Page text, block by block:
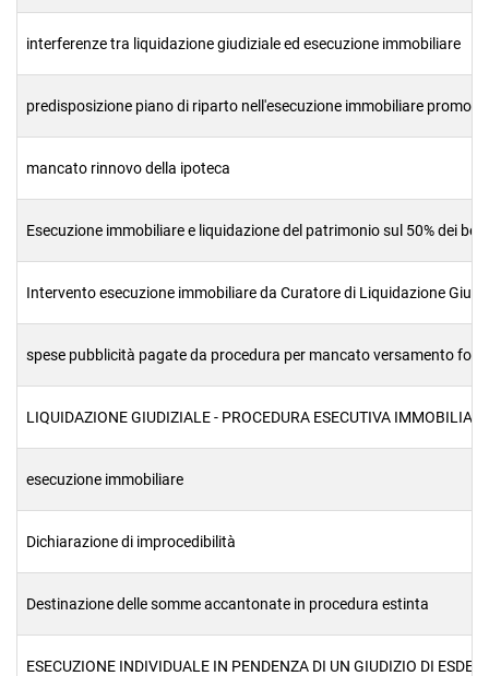
interferenze tra liquidazione giudiziale ed esecuzione immobiliare
predisposizione piano di riparto nell'esecuzione immobiliare
mancato rinnovo della ipoteca
Esecuzione immobiliare e liquidazione del patrimonio sul 50% dei
Intervento esecuzione immobiliare da Curatore di Liquidazione
spese pubblicità pagate da procedura per mancato versamento
LIQUIDAZIONE GIUDIZIALE - PROCEDURA ESECUTIVA
esecuzione immobiliare
Dichiarazione di improcedibilità
Destinazione delle somme accantonate in procedura estinta
ESECUZIONE INDIVIDUALE IN PENDENZA DI UN GIUDIZIO DI